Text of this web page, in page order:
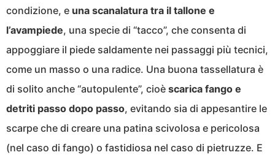
condizione, e una scanalatura tra il tallone e
l’avampiede, una specie di “tacco”, che consenta di
appoggiare il piede saldamente nei passaggi più tecnici,
come un masso o una radice. Una buona tassellatura è
di solito anche “autopulente”, cioè scarica fango e
detriti passo dopo passo, evitando sia di appesantire le
scarpe che di creare una patina scivolosa e pericolosa
(nel caso di fango) o fastidiosa nel caso di pietruzze. E